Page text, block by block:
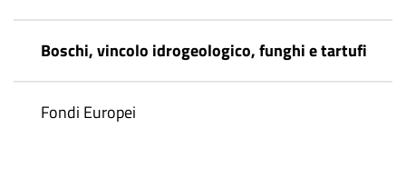
Boschi, vincolo idrogeologico, funghi e tartufi
Fondi Europei